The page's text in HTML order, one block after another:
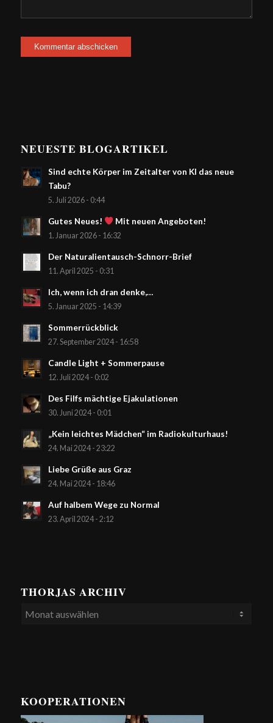
NEUESTE BLOGARTIKEL
Sind echte Körper im Zeitalter von KI das neue
Tabu?
5. Juli 2026 - 0:44
Gutes Neues! Mit neuen Angeboten!
1. Januar 2026 - 16:32
Der Naturalientausch-Schnorr-Brief
11. April 2025 - 0:31
Ich, wenn ich dran denke,…
5. Januar 2025 - 14:39
Sommerrückblick
27. September 2024 - 16:58
Candle Light + Sommerpause
12. Juli 2024 - 0:02
Des Filfs mächtige Ejakulationen
30. Juni 2024 - 0:01
„Kein leichtes Mädchen“ im Radiokulturhaus!
24. Mai 2024 - 23:22
Liebe Grüße aus Graz
24. Mai 2024 - 18:46
Auf halbem Wege zu Normal
23. April 2024 - 2:12
THORJAS ARCHIV
KOOPERATIONEN